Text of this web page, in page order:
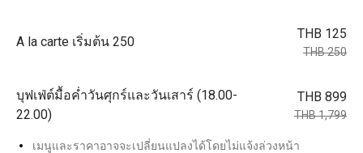
A la carte เริ่มต้น 250
THB 125
THB 250
บุฟเฟ่ต์มื้อค่ำวันศุกร์และวันเสาร์ (18.00-
22.00)
THB 899
THB 1,799
เมนูและราคาอาจจะเปลี่ยนแปลงได้โดยไม่แจ้งล่วงหน้า